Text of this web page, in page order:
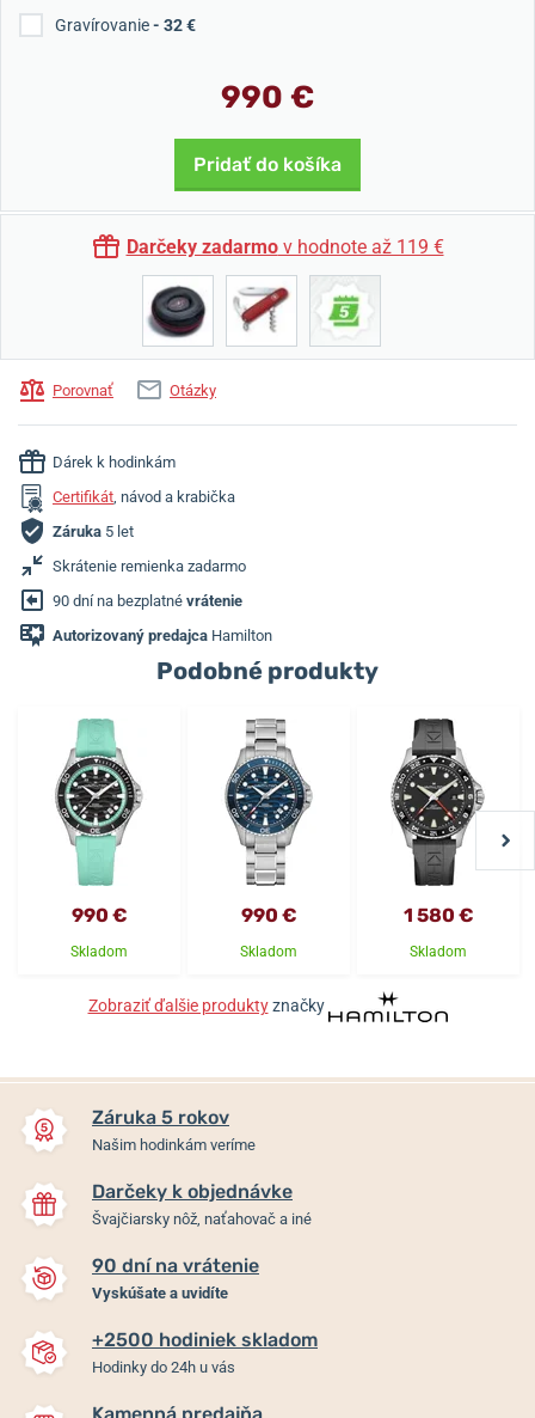
Gravírovanie- 32 €
990 €
Pridať do košíka
Darčeky zadarmov hodnote až 119 €
Porovnať Otázky
Dárek k hodinkám
Certifikát, návod a krabička
Záruka 5 let
Skrátenie remienka zadarmo
90 dní na bezplatné vrátenie
Autorizovaný predajca Hamilton
Podobné produkty
990 €
Skladom
990 €
Skladom
1 580 €
Skladom
Zobraziť ďalšie produktyznačky
Záruka 5 rokov
Našim hodinkám veríme
Darčeky k objednávke
Švajčiarsky nôž, naťahovač a iné
90 dní na vrátenie
Vyskúšate a uvidíte
+2500 hodiniek skladom
Hodinky do 24h u vás